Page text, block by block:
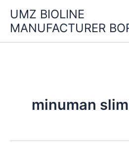
content
UMZ BIOLINE
MANUFACTURER
minuman